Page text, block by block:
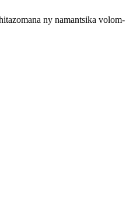
ny namantsika volom-